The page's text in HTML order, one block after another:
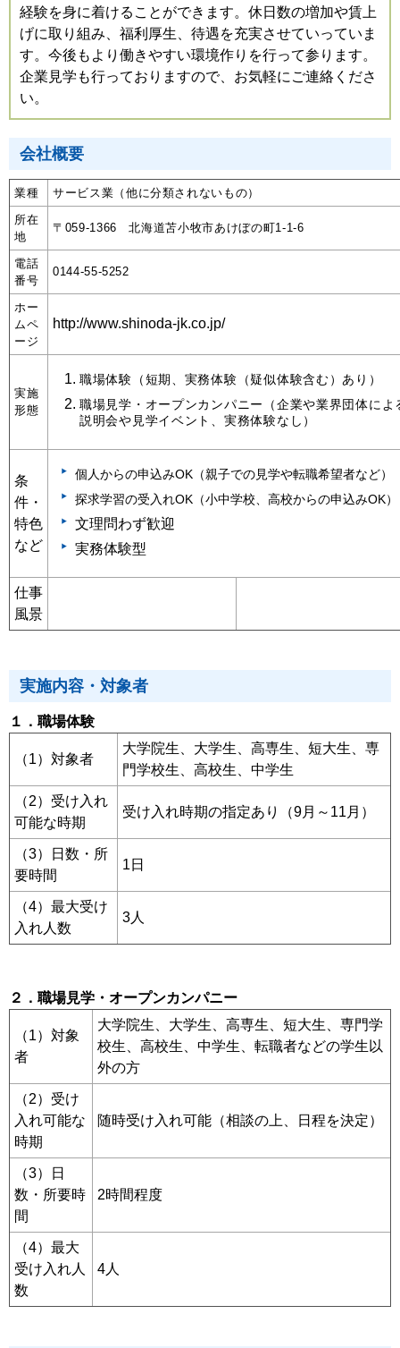
経験を身に着けることができます。休日数の増加や賃上
げに取り組み、福利厚生、待遇を充実させていっていま
す。今後もより働きやすい環境作りを行って参ります。
企業見学も行っておりますので、お気軽にご連絡くださ
い。
会社概要
業種
サービス業（他に分類されないもの）
所在
地
〒059-1366 北海道苫小牧市あけぼの町1-1-6
電話
番号
0144-55-5252
ホー
ムペ
ージ
http://www.shinoda-jk.co.jp/
実施
形態
職場体験（短期、実務体験（疑似体験含む）あり）
職場見学・オープンカンパニー（企業や業界団体によ
説明会や見学イベント、実務体験なし）
条
件・
特色
など
個人からの申込みOK（親子での見学や転職希望者など）
探求学習の受入れOK（小中学校、高校からの申込みOK）
文理問わず歓迎
実務体験型
仕事
風景
実施内容・対象者
１．職場体験
（1）対象者
大学院生、大学生、高専生、短大生、専
門学校生、高校生、中学生
（2）受け入れ
可能な時期
受け入れ時期の指定あり（9月～11月）
（3）日数・所
要時間
1日
（4）最大受け
入れ人数
3人
２．職場見学・オープンカンパニー
（1）対象
者
大学院生、大学生、高専生、短大生、専門学
校生、高校生、中学生、転職者などの学生以
外の方
（2）受け
入れ可能な
時期
随時受け入れ可能（相談の上、日程を決定）
（3）日
数・所要時
間
2時間程度
（4）最大
受け入れ人
数
4人